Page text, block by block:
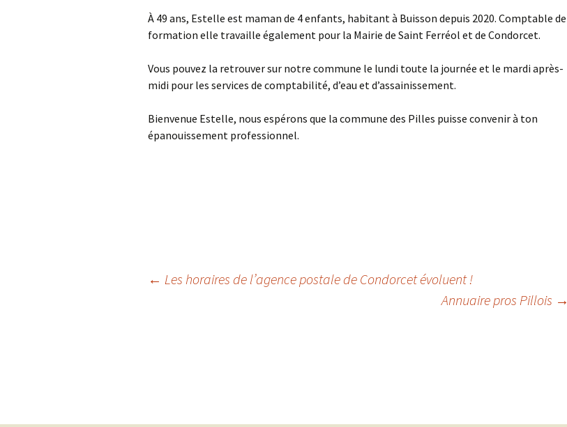
À 49 ans, Estelle est maman de 4 enfants, habitant à Buisson depuis 2020. Comptable de
formation elle travaille également pour la Mairie de Saint Ferréol et de Condorcet.
Vous pouvez la retrouver sur notre commune le lundi toute la journée et le mardi après-
midi pour les services de comptabilité, d’eau et d’assainissement.
Bienvenue Estelle, nous espérons que la commune des Pilles puisse convenir à ton
épanouissement professionnel.
← Les horaires de l’agence postale de Condorcet évoluent !
Annuaire pros Pillois →